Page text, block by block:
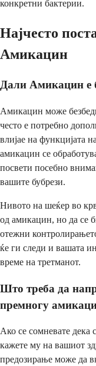
конкретни бактерии.
Најчесто
Амикацин
Дали Амикацин е
Амикацин може
често е потребно
влијае на функцијата
амикацин се
посвети посебно
вашите бубрези.
Нивото на шеќер во
од амикацин, но да се
отежни
ќе ги следи и вашата
време на третманот.
Што треба да
премногу
Ако се сомневате
кажете му на вашиот
предозирање може да